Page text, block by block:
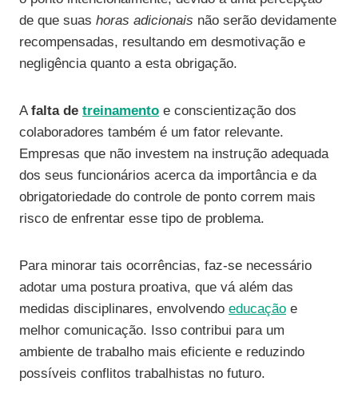
de que suas horas adicionais não serão devidamente
recompensadas, resultando em desmotivação e
negligência quanto a esta obrigação.
Afalta de treinamento e conscientização dos
colaboradores também é um fator relevante.
Empresas que não investem na instrução adequada
dos seus funcionários acerca da importância e da
obrigatoriedade do controle de ponto correm mais
risco de enfrentar esse tipo de problema.
Para minorar tais ocorrências, faz-se necessário
adotar uma postura proativa, que vá além das
medidas disciplinares, envolvendo educação e
melhor comunicação. Isso contribui para um
ambiente de trabalho mais eficiente e reduzindo
possíveis conflitos trabalhistas no futuro.